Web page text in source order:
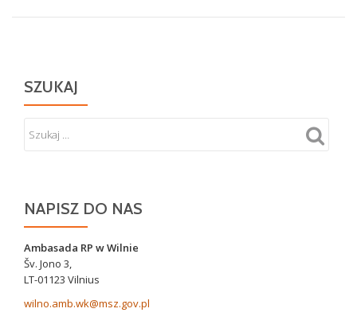
SZUKAJ
NAPISZ DO NAS
Ambasada RP w Wilnie
Šv. Jono 3,
LT-01123 Vilnius
wilno.amb.wk@msz.gov.pl